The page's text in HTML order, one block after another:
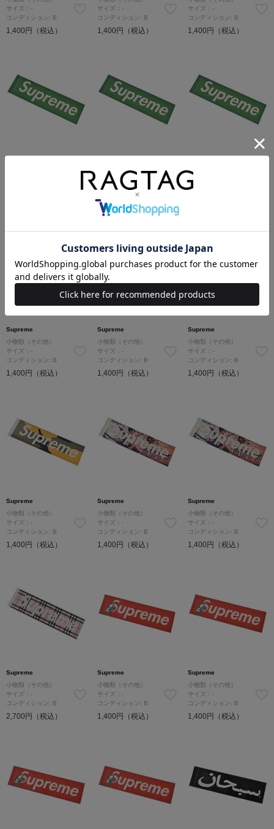
サイズ：-
コンディション: B
1,400円（税込）
サイズ：-
コンディション: B
1,400円（税込）
サイズ：-
コンディション: B
1,400円（税込）
Supreme
小物類（その他）
サイズ：-
コンディション: B
1,400円（税込）
小物類（その他）
サイズ：-
コンディション: B
Supreme
小物類（その他）
サイズ：-
コンディション: B
1,400円（税込）
Supreme
小物類（その他）
サイズ：-
コンディション: B
1,400円（税込）
Supreme
小物類（その他）
サイズ：-
コンディション: B
1,400円（税込）
Supreme
小物類（その他）
サイズ：-
コンディション: B
1,400円（税込）
Supreme
小物類（その他）
サイズ：-
コンディション: B
1,400円（税込）
Supreme
小物類（その他）
サイズ：-
コンディション: B
1,400円（税込）
Supreme
小物類（その他）
サイズ：-
コンディション: B
2,700円（税込）
Supreme
小物類（その他）
サイズ：-
コンディション: B
1,400円（税込）
Supreme
小物類（その他）
サイズ：-
コンディション: B
1,400円（税込）